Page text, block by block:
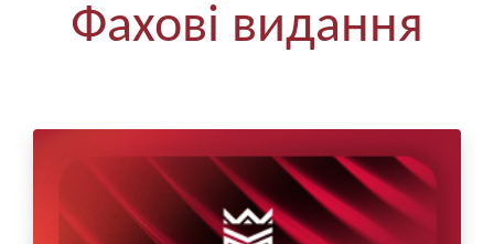
Фахові видання